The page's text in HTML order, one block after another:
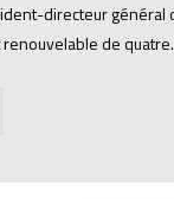
directeur général
renouvelable de